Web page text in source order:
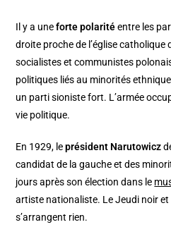
Il y a uneforte polaritéentre les
droite proche de l’église catholique
socialistes et communistes
politiques liés au minorités
un parti sioniste fort. L’armée
vie politique.
En 1929, leprésident Narutowicz
candidat de la gauche et des
jours après son élection dans le
artiste nationaliste. Le Jeudi noir
s’arrangent rien.